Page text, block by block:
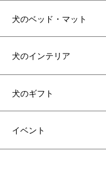
犬のベッド・マット
犬のインテリア
犬のギフト
イベント